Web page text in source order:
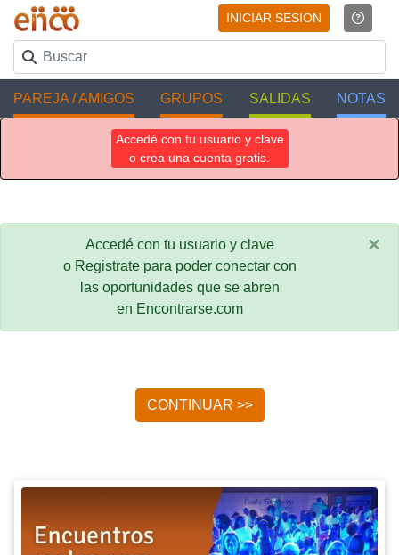
INICIAR SESION
PAREJA / AMIGOS GRUPOS SALIDAS NOTAS
Accedé con tu usuario y clave
o crea una cuenta gratis.
Accedé con tu usuario y clave
o Registrate para poder conectar con
las oportunidades que se abren
en Encontrarse.com
×
CONTINUAR >>